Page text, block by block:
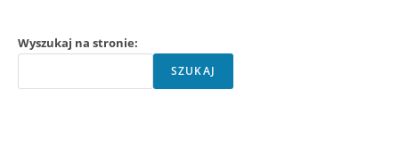
Rady
Rodziców
Wyszukaj na stronie:
SZUKAJ